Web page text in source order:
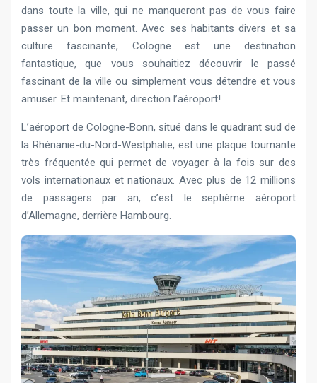
dans toute la ville, qui ne manqueront pas de vous faire
passer un bon moment. Avec ses habitants divers et sa
culture fascinante, Cologne est une destination
fantastique, que vous souhaitiez découvrir le passé
fascinant de la ville ou simplement vous détendre et vous
amuser. Et maintenant, direction l’aéroport!
L’aéroport de Cologne-Bonn, situé dans le quadrant sud de
la Rhénanie-du-Nord-Westphalie, est une plaque tournante
très fréquentée qui permet de voyager à la fois sur des
vols internationaux et nationaux. Avec plus de 12 millions
de passagers par an, c’est le septième aéroport
d’Allemagne, derrière Hambourg.